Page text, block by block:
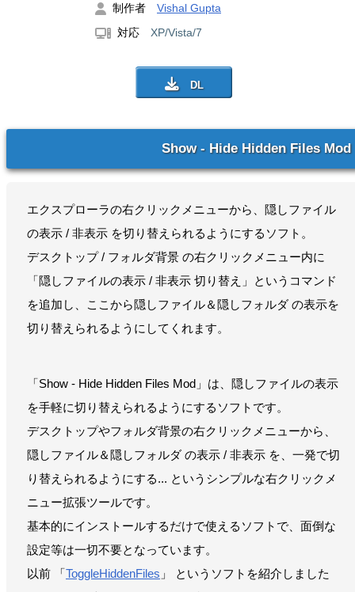
制作者 Vishal Gupta
対応 XP/Vista/7
Show - Hide Hidden Files Mod
エクスプローラの右クリックメニューから、隠しファイル
の表示 / 非表示 を切り替えられるようにするソフト。
デスクトップ / フォルダ背景 の右クリックメニュー内に
「隠しファイルの表示 / 非表示 切り替え」というコマンド
を追加し、ここから隠しファイル＆隠しフォルダ の表示を
切り替えられるようにしてくれます。
「Show - Hide Hidden Files Mod」は、隠しファイルの表示
を手軽に切り替えられるようにするソフトです。
デスクトップやフォルダ背景の右クリックメニューから、
隠しファイル＆隠しフォルダ の表示 / 非表示 を、一発で切
り替えられるようにする... というシンプルな右クリックメ
ニュー拡張ツールです。
基本的にインストールするだけで使えるソフトで、面倒な
設定等は一切不要となっています。
以前 「ToggleHiddenFiles 」 というソフトを紹介しました